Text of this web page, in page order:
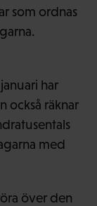
som ordnas
har
också räknar
med
över den